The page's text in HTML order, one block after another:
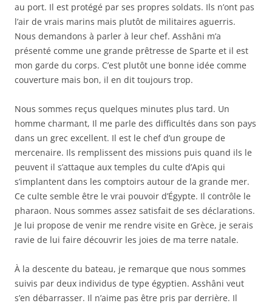
au port. Il est protégé par ses propres soldats. Ils n’ont pas
l’air de vrais marins mais plutôt de militaires aguerris.
Nous demandons à parler à leur chef. Asshâni m’a
présenté comme une grande prêtresse de Sparte et il est
mon garde du corps. C’est plutôt une bonne idée comme
couverture mais bon, il en dit toujours trop.
Nous sommes reçus quelques minutes plus tard. Un
homme charmant, Il me parle des difficultés dans son pays
dans un grec excellent. Il est le chef d’un groupe de
mercenaire. Ils remplissent des missions puis quand ils le
peuvent il s’attaque aux temples du culte d’Apis qui
s’implantent dans les comptoirs autour de la grande mer.
Ce culte semble être le vrai pouvoir d’Égypte. Il contrôle le
pharaon. Nous sommes assez satisfait de ses déclarations.
Je lui propose de venir me rendre visite en Grèce, je serais
ravie de lui faire découvrir les joies de ma terre natale.
À la descente du bateau, je remarque que nous sommes
suivis par deux individus de type égyptien. Asshâni veut
s’en débarrasser. Il n’aime pas être pris par derrière. Il